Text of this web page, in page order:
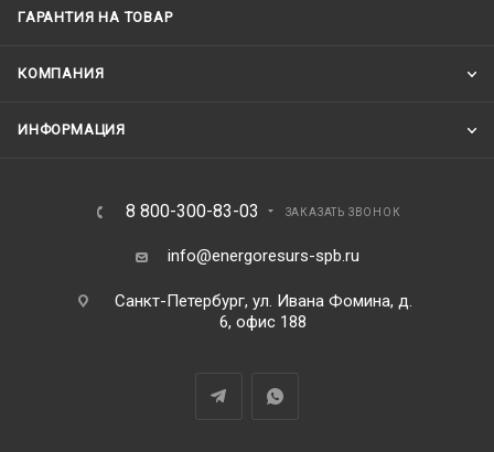
ГАРАНТИЯ НА ТОВАР
КОМПАНИЯ
ИНФОРМАЦИЯ
8 800-300-83-03 ЗАКАЗАТЬ ЗВОНОК
info@energoresurs-spb.ru
Санкт-Петербург, ул. Ивана Фомина, д.
6, офис 188